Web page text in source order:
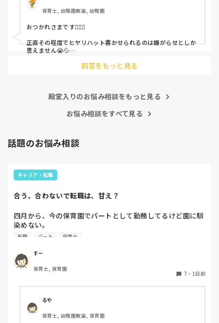
これだけで30〜40分拘束されて辛いです
皆さんの園はどうですか?
保育士, 幼稚園教諭, 幼稚園
おつかれさまです🙇🏻‍♀️
正直その程度でヒヤリハット書かせられるのは嫌がらせとしか
思えません😭💦
回答をもっと見る
殿堂入りのお悩み相談をもっと見る
お悩み相談をすべて見る
話題のお悩み相談
キャリア・転職
合う、合わないで転職は、甘え？
四月から、今の保育園でパートとして勤務してるけど園に馴
染めない。
前勤務してた園は8年続いたのに。。
なんでこんなに馴染めないんだろう。。
先生達はいい人達だと思う。
いし、気になる。気にしないようにしてる。
休憩中とか話の輪に入って話す時もあれば、話したくない
時、不慣れからか、人見知りで、喋れない時がある。みんな
でワイワイ話してすごいなって思う。
転職 パート 保育士
すー
保育士, 保育園
7 ・ 1日前
るや
保育士, 幼稚園教諭, 保育園